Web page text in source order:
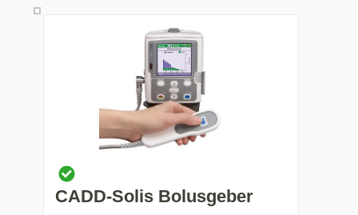
CADD-Solis Bolusgeber